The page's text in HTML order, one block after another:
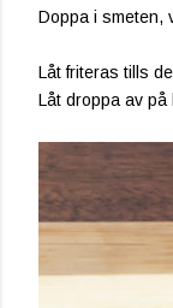
Doppa i smeten,
Låt friteras tills
Låt droppa av